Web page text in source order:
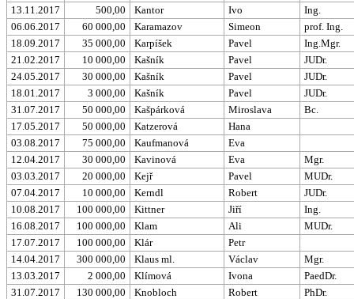
13.11.2017
500,00 Kantor Ivo
Ing.
06.06.2017
60 000,00 Karamazov Simeon
prof. Ing.
18.09.2017
35 000,00 Karpíšek Pavel
Ing.Mgr.
21.02.2017
10 000,00 Kašník Pavel
JUDr.
24.05.2017
30 000,00 Kašník Pavel
JUDr.
18.01.2017
3 000,00 Kašník Pavel
JUDr.
31.07.2017
50 000,00 Kašpárková Miroslava
Bc.
17.05.2017
50 000,00 Katzerová
Hana
03.08.2017
75 000,00 Kaufmanová
Eva
12.04.2017
30 000,00 Kavinová Eva
Mgr.
03.03.2017
20 000,00 Kejř Pavel
MUDr.
07.04.2017
10 000,00 Kerndl Robert
JUDr.
10.08.2017
100 000,00 Kittner Jiří
Ing.
16.08.2017
100 000,00 Klam Ali
MUDr.
17.07.2017
100 000,00 Klár
Petr
14.04.2017
300 000,00 Klaus ml. Václav
Mgr.
13.03.2017
2 000,00 Klímová Ivona
PaedDr.
31.07.2017
130 000,00 Knobloch Robert
PhDr.